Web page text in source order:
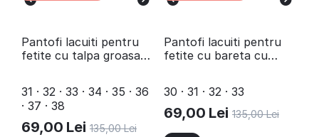
Pantofi lacuiti pentru
fetite cu talpa groasa
31 · 32 · 33 · 34 · 35 · 36
· 37 · 38
69,00 Lei 135,00 Lei
Pantofi lacuiti pentru
fetite cu bareta cu
30 · 31 · 32 · 33
69,00 Lei 135,00 Lei